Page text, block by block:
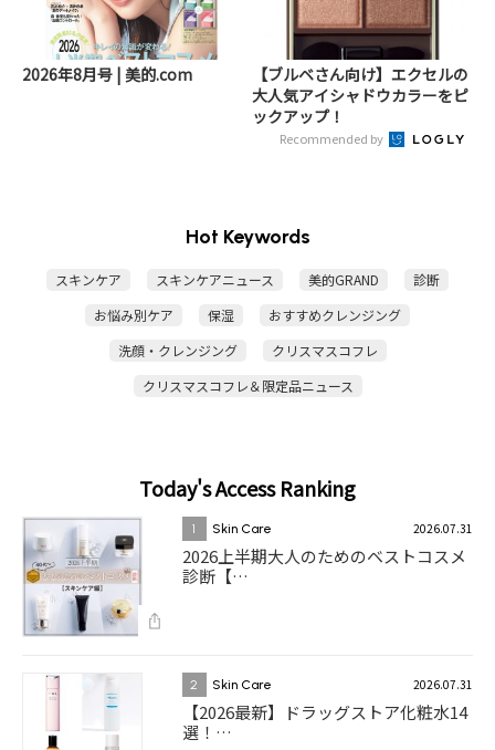
2026年8月号 | 美的.com
【ブルベさん向け】エクセルの
大人気アイシャドウカラーをピ
ックアップ！
Recommended by
Hot Keywords
スキンケア スキンケアニュース 美的GRAND
診断
お悩み別ケア
保湿
おすすめクレンジング
洗顔・クレンジング
クリスマスコフレ
クリスマスコフレ＆限定品ニュース
Today's Access Ranking
1 Skin Care 2026.07.31
2026上半期大人のためのベストコスメ
診断【…
2 Skin Care 2026.07.31
【2026最新】ドラッグストア化粧水14
選！…